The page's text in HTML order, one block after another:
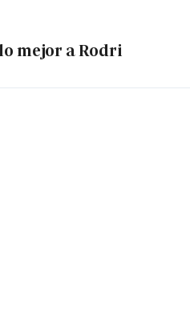
mejor a Rodri